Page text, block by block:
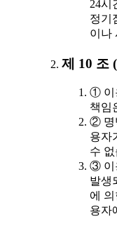
24시
정기
이나
제 10 조
① 이
책임
② 명
용자
수
③ 이
발생
에
용자